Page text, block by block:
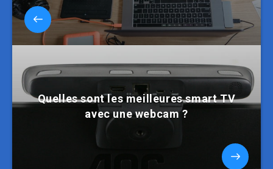
Quelles sont les meilleures smart TV
avec une webcam ?